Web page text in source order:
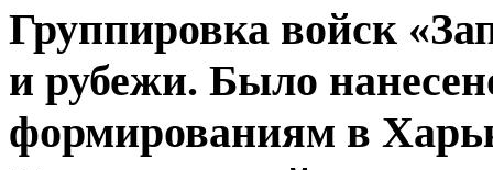
Группировка войск
и рубежи. Было
формированиям в